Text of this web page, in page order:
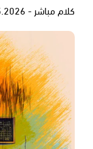
كلام مباشر - 24.05.2026 -